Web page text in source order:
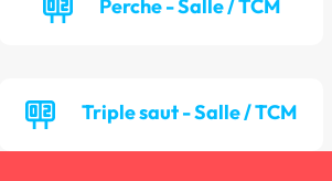
Perche - Salle / TCM
Triple saut - Salle / TCM